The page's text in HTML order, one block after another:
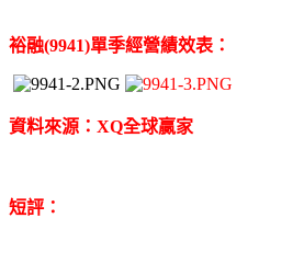
裕融(9941)單季經營績效表：
資料來源：XQ全球贏家
短評：